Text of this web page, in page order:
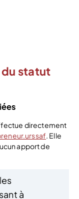
du statut
directement
. Elle
apport de
à